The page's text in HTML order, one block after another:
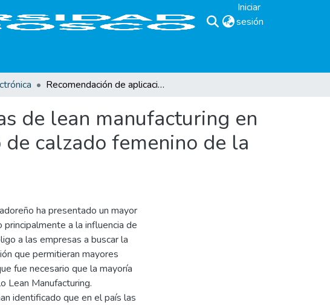
Iniciar
sesión
Recomendación de aplicación de herramientas de lean manufacturing en el área de producción y línea de ensamblado de calzado femenino de la empresa Industrias Serrano.
de lean manufacturing en
calzado femenino de la
ha presentado un mayor
a la influencia de
a las empresas a buscar la
que permitieran mayores
fue necesario que la mayoría
Lean Manufacturing.
identificado que en el país las